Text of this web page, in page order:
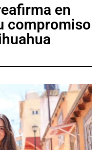
en
compromiso